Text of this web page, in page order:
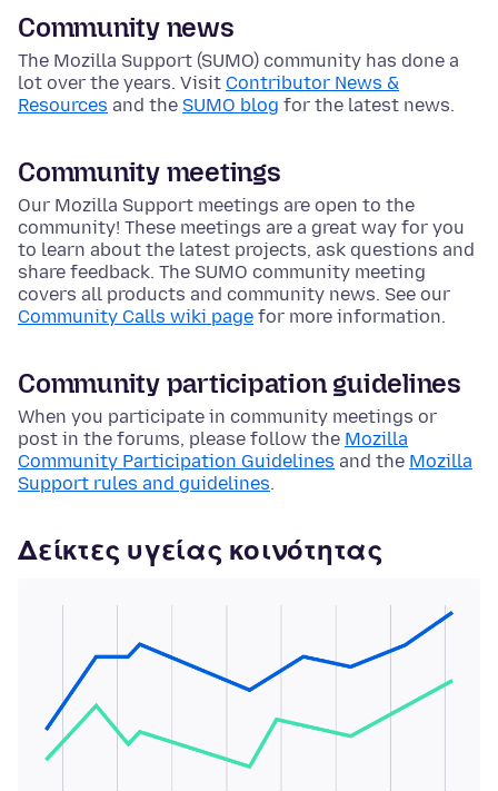
Community news
The Mozilla Support (SUMO) community has done a
lot over the years. Visit Contributor News &
Resources and the SUMO blog for the latest news.
Community meetings
Our Mozilla Support meetings are open to the
community! These meetings are a great way for you
to learn about the latest projects, ask questions and
share feedback. The SUMO community meeting
covers all products and community news. See our
Community Calls wiki page for more information.
Community participation guidelines
When you participate in community meetings or
post in the forums, please follow the Mozilla
Community Participation Guidelines and the Mozilla
Support rules and guidelines.
Δείκτες υγείας κοινότητας